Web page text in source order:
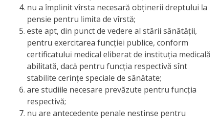
Versiunea
veche
a
paginii
web
Contacte
nu a împlinit vîrsta necesară obţinerii dreptului la
pensie pentru limita de vîrstă;
este apt, din punct de vedere al stării sănătăţii,
pentru exercitarea funcţiei publice, conform
certificatului medical eliberat de instituţia medicală
abilitată, dacă pentru funcţia respectivă sînt
stabilite cerinţe speciale de sănătate;
are studiile necesare prevăzute pentru funcţia
respectivă;
nu are antecedente penale nestinse pentru